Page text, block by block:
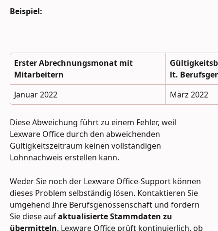
Beispiel:
Erster Abrechnungsmonat mit
Mitarbeitern
lt.
Januar 2022
März 2022
Diese Abweichung führt zu einem Fehler, weil
Lexware Office durch den abweichenden
Gültigkeitszeitraum keinen vollständigen
Lohnnachweis erstellen kann.
Weder Sie noch der Lexware Office-Support können
dieses Problem selbständig lösen. Kontaktieren Sie
umgehend Ihre Berufsgenossenschaft und fordern
Sie diese auf aktualisierte Stammdaten zu
übermitteln. Lexware Office prüft kontinuierlich, ob